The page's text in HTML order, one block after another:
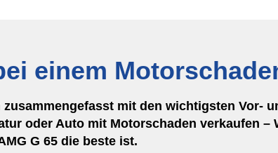
einem
mit den wichtigsten Vor-
oder Auto mit Motorschaden verkaufen –
G 65 die beste ist.